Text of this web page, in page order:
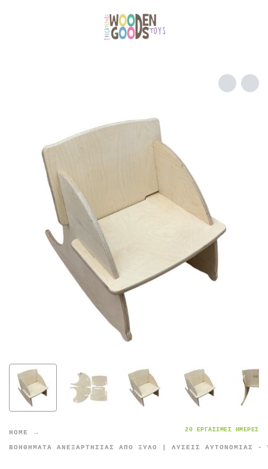
HOME
ΒΟΗΘΉΜΑΤΑ ΑΝΕΞΑΡΤΗΣΊΑΣ ΑΠΌ ΞΎΛΟ | ΛΎΣΕΙΣ ΑΥΤΟΝΟΜΊΑΣ -
20 ΕΡΓΆΣΙΜΕΣ ΗΜΈΡΕΣ